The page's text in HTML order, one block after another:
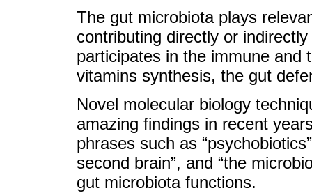
The gut microbiota plays
contributing directly or
participates in the immune and
vitamins synthesis, the gut
Novel molecular biology
amazing findings in recent
phrases such as
second brain”, and “the
gut microbiota functions.